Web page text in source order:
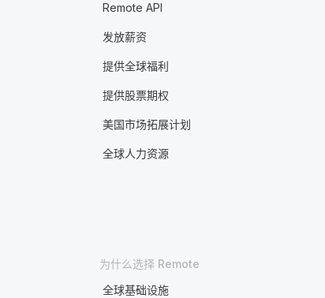
Remote API
发放薪资
提供全球福利
提供股票期权
美国市场拓展计划
全球人力资源
为什么选择 Remote
全球基础设施